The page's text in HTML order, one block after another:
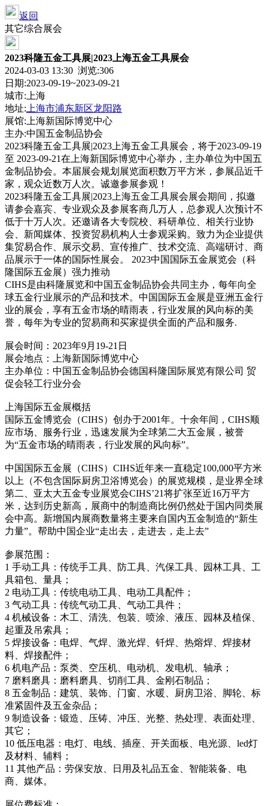
返回
其它综合展会
2023科隆五金工具展|2023上海五金工具展会
2024-03-03 13:30 浏览:306
日期:2023-09-19~2023-09-21
城市:上海
地址: 上海市浦东新区龙阳路
展馆:上海新国际博览中心
主办:中国五金制品协会
2023科隆五金工具展|2023上海五金工具展会，将于2023-09-19
至 2023-09-21在上海新国际博览中心举办，主办单位为中国五
金制品协会。本届展会规划展览面积数万平方米，参展品近千
家，观众近数万人次。诚邀参展参观！
2023科隆五金工具展|2023上海五金工具展会展会期间，拟邀
请参会嘉宾、专业观众及参展客商几万人，总参观人次预计不
低于十万人次。还邀请各大专院校、科研单位、相关行业协
会、新闻媒体、投资贸易机构人士参观采购。致力为企业提供
集贸易合作、展示交易、宣传推广、技术交流、高端研讨、商
品展示于一体的国际性展会。 2023中国国际五金展览会（科
隆国际五金展）强力推动
CIHS是由科隆展览和中国五金制品协会共同主办，每年向全
球五金行业展示的产品和技术。中国国际五金展是亚洲五金行
业的展会，享有五金市场的晴雨表，行业发展的风向标的美
誉，每年为专业的贸易商和买家提供全面的产品和服务.
展会时间：2023年9月19-21日
展会地点：上海新国际博览中心
主办单位：中国五金制品协会德国科隆国际展览有限公司 贸
促会轻工行业分会
上海国际五金展概括
国际五金博览会（CIHS）创办于2001年。十余年间，CIHS顺
应市场、服务行业，迅速发展为全球第二大五金展，被誉
为“五金市场的晴雨表，行业发展的风向标”。
中国国际五金展（CIHS）CIHS近年来一直稳定100,000平方米
以上（不包含国际厨房卫浴博览会）的展览规模，是业界全球
第二、亚太大五金专业展览会CIHS’21将扩张至近16万平方
米，达到历史新高，展商中的制造商比例仍然处于国内同类展
会中高。新增国内展商数量将主要来自国内五金制造的“新生
力量”。帮助中国企业“走出去，走进去，走上去”
参展范围：
1 手动工具：传统手工具、防工具、汽保工具、园林工具、工
具箱包、量具；
2 电动工具：传统电动工具、电动工具配件；
3 气动工具：传统气动工具、气动工具件；
4 机械设备：木工、清洗、包装、喷涂、液压、园林及植保、
起重及吊索具；
5 焊接设备：电焊、气焊、激光焊、钎焊、热熔焊、焊接材
料、焊接配件；
6 机电产品：泵类、空压机、电动机、发电机、轴承；
7 磨料磨具：磨料磨具、切削工具、金刚石制品；
8 五金制品：建筑、装饰、门窗、水暖、厨房卫浴、脚轮、标
准紧固件及五金杂品；
9 制造设备：锻造、压铸、冲压、光整、热处理、表面处理、
其它；
10 低压电器：电灯、电线、插座、开关面板、电光源、led灯
及材料、辅料；
11 其他产品：劳保安放、日用及礼品五金、智能装备、电
商、媒体。